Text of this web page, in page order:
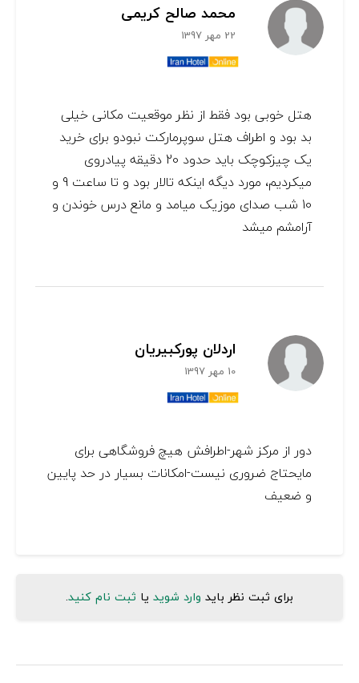
محمد صالح کریمی
22 مهر 1397
هتل خوبی بود فقط از نظر موقعیت مکانی خیلی
بد بود و اطراف هتل سوپرمارکت نبودو برای خرید
یک چیزکوچک باید حدود 20 دقیقه پیادروی
میکردیم، مورد دیگه اینکه تالار بود و تا ساعت 9 و
10 شب صدای موزیک میامد و مانع درس خوندن و
آرامشم میشد
اردلان پورکبیریان
10 مهر 1397
دور از مرکز شهر-اطرافش هیچ فروشگاهی برای
مایحتاج ضروری نیست-امکانات بسیار در حد پایین
و ضعیف
برای ثبت نظر باید وارد شوید یا ثبت نام کنید.